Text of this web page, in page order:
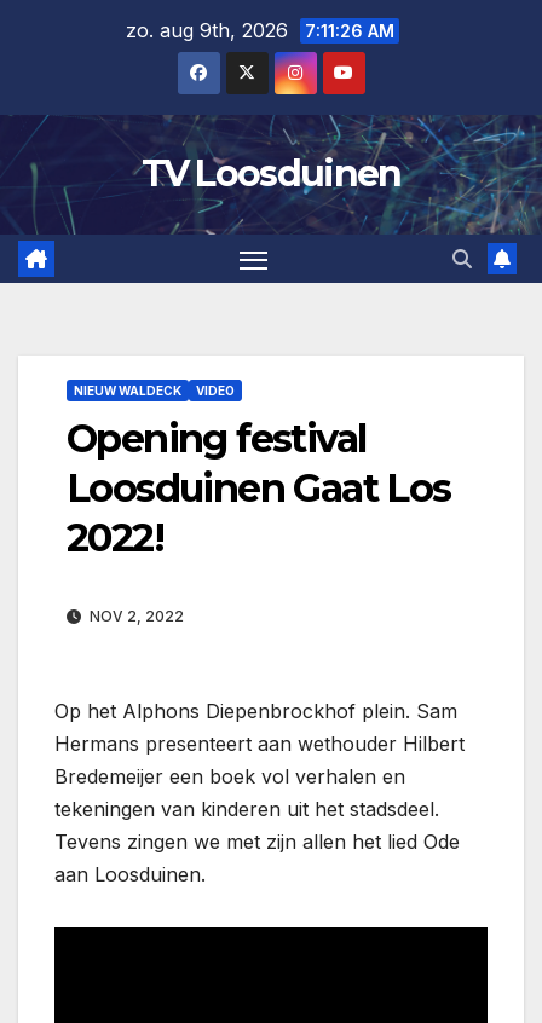
inhoud
zo. aug 9th, 2026 7:11:27 AM
TV Loosduinen
NIEUW WALDECK VIDEO
Opening festival
Loosduinen Gaat Los
2022!
NOV 2, 2022
Op het Alphons Diepenbrockhof plein. Sam
Hermans presenteert aan wethouder Hilbert
Bredemeijer een boek vol verhalen en
tekeningen van kinderen uit het stadsdeel.
Tevens zingen we met zijn allen het lied Ode
aan Loosduinen.